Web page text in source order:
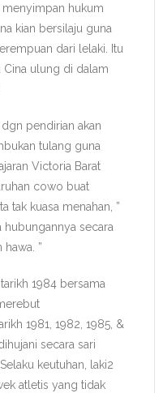
menyimpan hukum
kian bersilaju guna
dari lelaki. Itu
Cina ulung di dalam
pendirian akan
tulang guna
Victoria Barat
cowo buat
tak kuasa menahan, ”
hubungannya secara
”
1984 bersama
1981, 1982, 1985, &
secara sari
keutuhan, laki2
atletis yang tidak